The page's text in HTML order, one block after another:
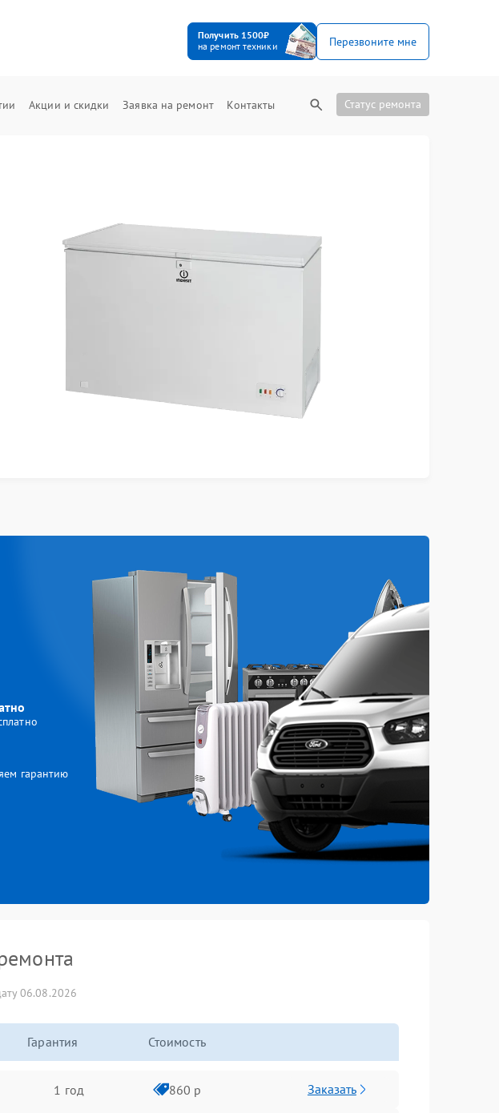
Получить 1500₽
на ремонт техники
Перезвоните мне
Акции и скидки Заявка на ремонт Контакты Статус ремонта
гарантию
06.08.2026
Гарантия Стоимость
1 год 860 р Заказать